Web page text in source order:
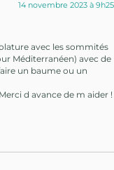
14 novembre 2023 à 9h25
avec les sommités
Méditerranéen) avec de
un baume ou un
d avance de m aider !